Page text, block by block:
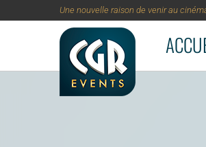
Aller au contenu principal
Une nouvelle raison de venir au